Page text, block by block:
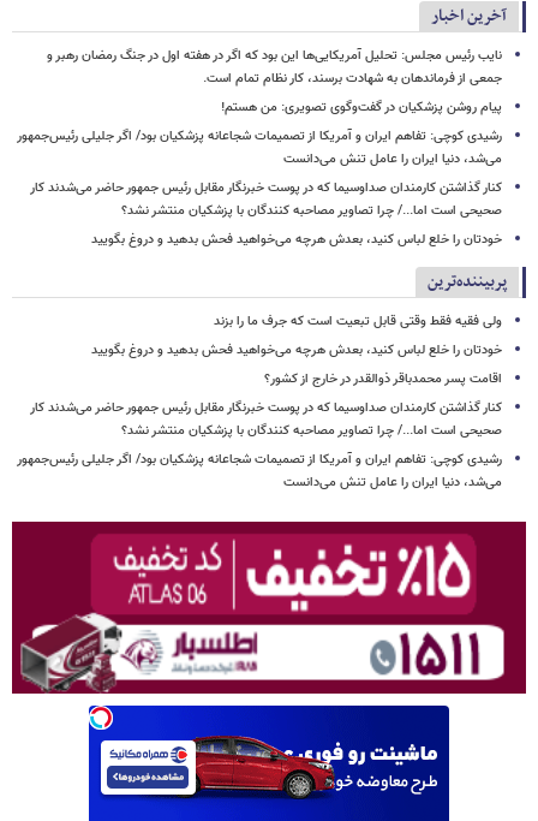
آخرین اخبار
نایب رئیس مجلس: تحلیل آمریکایی‌ها این بود که اگر در هفته اول در جنگ رمضان رهبر و
جمعی از فرماندهان به شهادت برسند، کار نظام تمام است.
پیام روشن پزشکیان در گفت‌وگوی تصویری: من هستم!
رشیدی کوچی: تفاهم ایران و آمریکا از تصمیمات شجاعانه پزشکیان بود/ اگر جلیلی رئیس‌جمهور
می‌شد، دنیا ایران را عامل تنش می‌دانست
کنار گذاشتن کارمندان صداوسیما که در پوست خبرنگار مقابل رئیس جمهور حاضر می‌شدند کار
صحیحی است اما.../ چرا تصاویر مصاحبه کنندگان با پزشکیان منتشر نشد؟
خودتان را خلع لباس کنید، بعدش هرچه می‌خواهید فحش بدهید و دروغ بگویید
پربیننده‌ترین
ولی فقیه فقط وقتی قابل تبعیت است که جرف ما را بزند
خودتان را خلع لباس کنید، بعدش هرچه می‌خواهید فحش بدهید و دروغ بگویید
اقامت پسر محمدباقر ذوالقدر در خارج از کشور؟
کنار گذاشتن کارمندان صداوسیما که در پوست خبرنگار مقابل رئیس جمهور حاضر می‌شدند کار
صحیحی است اما.../ چرا تصاویر مصاحبه کنندگان با پزشکیان منتشر نشد؟
رشیدی کوچی: تفاهم ایران و آمریکا از تصمیمات شجاعانه پزشکیان بود/ اگر جلیلی رئیس‌جمهور
می‌شد، دنیا ایران را عامل تنش می‌دانست